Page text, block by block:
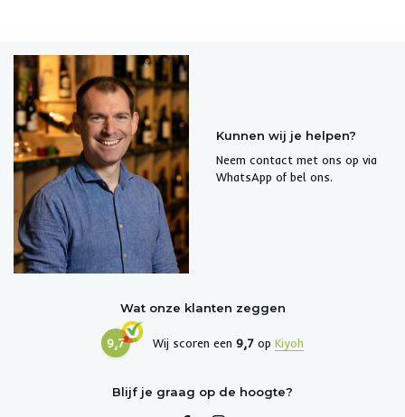
Kunnen wij je helpen?
Neem contact met ons op via
WhatsApp of bel ons.
Wat onze klanten zeggen
9,7 Wij scoren een 9,7 op Kiyoh
Blijf je graag op de hoogte?